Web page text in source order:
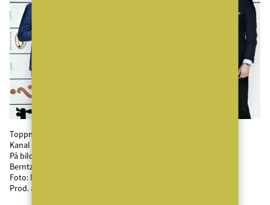
Toppmäklarna
Kanal 5
På bilden: Eric Eiderbrant, Denise Edlind, Tin-Tin af Burén, Niklas
Berntzon, Caroline Tamm, Rakel Hatz och Sebastian Magnani.
Foto: Magnus Ragnvid/Kanal 5
Prod. år: 2016